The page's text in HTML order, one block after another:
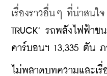
เรื่องราวอื่นๆ ที่น่าสนใ
TRUCK’ รถพลังไฟฟ้า
คาร์บอนฯ 13,335 ตัน ภ
ไม่พลาดบทความและเ